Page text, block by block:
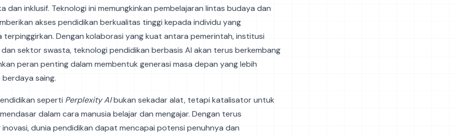
dan inklusif. Teknologi ini memungkinkan pembelajaran lintas budaya dan
akses pendidikan berkualitas tinggi kepada individu yang
terpinggirkan. Dengan kolaborasi yang kuat antara pemerintah, institusi
sektor swasta, teknologi pendidikan berbasis AI akan terus berkembang
peran penting dalam membentuk generasi masa depan yang lebih
saing.
seperti Perplexity AIbukan sekadar alat, tetapi katalisator untuk
dalam cara manusia belajar dan mengajar. Dengan terus
dunia pendidikan dapat mencapai potensi penuhnya dan